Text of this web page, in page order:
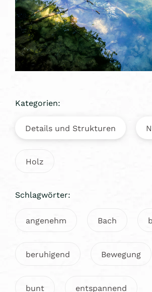
Kategorien:
Details und Strukturen
Holz
Schlagwörter:
angenehm Bach
beruhigend Bewegung
bunt entspannend